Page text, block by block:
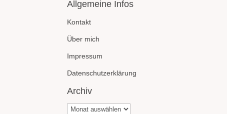
Allgemeine Infos
Kontakt
Über mich
Impressum
Datenschutzerklärung
Archiv
Archiv